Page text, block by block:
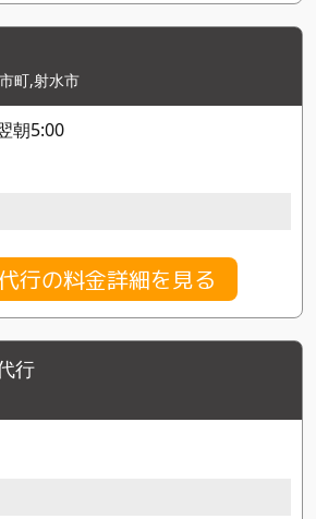
町,射水市
朝5:00
行の料金詳細を見る
行